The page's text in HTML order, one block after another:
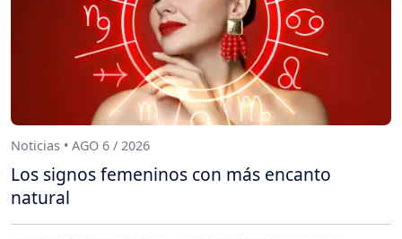
Noticias • AGO 6 / 2026
Los signos femeninos con más encanto
natural